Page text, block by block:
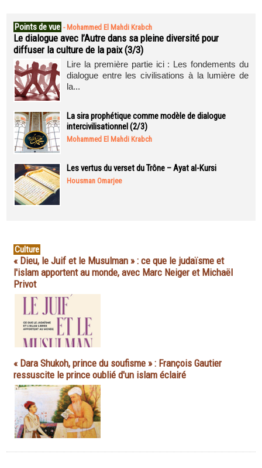
Points de vue - Mohammed El Mahdi Krabch
Le dialogue avec l’Autre dans sa pleine diversité pour
diffuser la culture de la paix (3/3)
Lire la première partie ici : Les fondements du
dialogue entre les civilisations à la lumière de
la...
La sira prophétique comme modèle de dialogue
intercivilisationnel (2/3)
Mohammed El Mahdi Krabch
Les vertus du verset du Trône – Ayat al-Kursi
Housman Omarjee
Culture
« Dieu, le Juif et le Musulman » : ce que le judaïsme et
l'islam apportent au monde, avec Marc Neiger et Michaël
Privot
« Dara Shukoh, prince du soufisme » : François Gautier
ressuscite le prince oublié d'un islam éclairé